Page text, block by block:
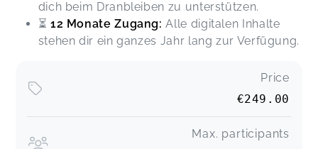
dich beim Dranbleiben zu unterstützen.
⏳ 12 Monate Zugang: Alle digitalen Inhalte
stehen dir ein ganzes Jahr lang zur Verfügung.
Price
€249.00
Max. participants